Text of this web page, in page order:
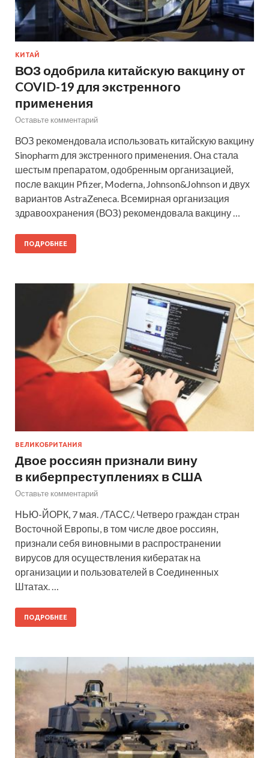
КИТАЙ
ВОЗ одобрила китайскую вакцину от
COVID-19 для экстренного
применения
Оставьте комментарий
ВОЗ рекомендовала использовать китайскую вакцину
Sinopharm для экстренного применения. Она стала
шестым препаратом, одобренным организацией,
после вакцин Pfizer, Moderna, Johnson&Johnson и двух
вариантов AstraZeneca. Всемирная организация
здравоохранения (ВОЗ) рекомендовала вакцину …
ПОДРОБНЕЕ
ВЕЛИКОБРИТАНИЯ
Двое россиян признали вину
в киберпреступлениях в США
Оставьте комментарий
НЬЮ-ЙОРК, 7 мая. /ТАСС/. Четверо граждан стран
Восточной Европы, в том числе двое россиян,
признали себя виновными в распространении
вирусов для осуществления кибератак на
организации и пользователей в Соединенных
Штатах. …
ПОДРОБНЕЕ